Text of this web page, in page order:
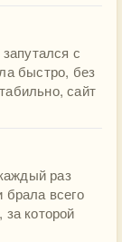
с
быстро, без
сайт
раз
всего
которой